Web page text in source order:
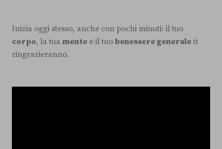
Inizia oggi stesso, anche con pochi minuti: il tuo
corpo, la tua mente e il tuo benessere generale ti
ringrazieranno.